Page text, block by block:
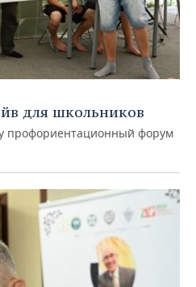
для школьников
профориентационный форум